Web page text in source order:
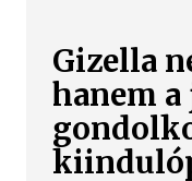
Gizella
hanem